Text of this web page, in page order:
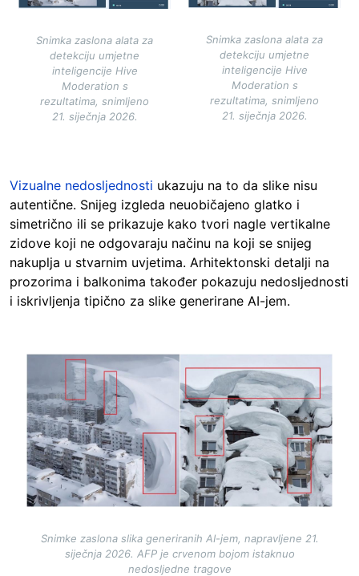
Snimka zaslona alata za
detekciju umjetne
inteligencije Hive
Moderation s
rezultatima, snimljeno
21. siječnja 2026.
Snimka zaslona alata za
detekciju umjetne
inteligencije Hive
Moderation s
rezultatima, snimljeno
21. siječnja 2026.
Vizualne nedosljednosti ukazuju na to da slike nisu
autentične. Snijeg izgleda neuobičajeno glatko i
simetrično ili se prikazuje kako tvori nagle vertikalne
zidove koji ne odgovaraju načinu na koji se snijeg
nakuplja u stvarnim uvjetima. Arhitektonski detalji na
prozorima i balkonima također pokazuju nedosljednosti
i iskrivljenja tipično za slike generirane AI-jem.
Snimke zaslona slika generiranih AI-jem, napravljene 21.
siječnja 2026. AFP je crvenom bojom istaknuo
nedosljedne tragove